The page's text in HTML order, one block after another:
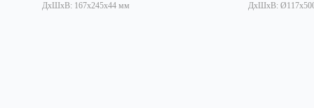
ДxШxВ: 167х245х44 мм
ДxШxВ: